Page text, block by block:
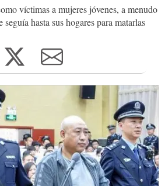
víctimas a mujeres jóvenes, a menudo
hasta sus hogares para matarlas